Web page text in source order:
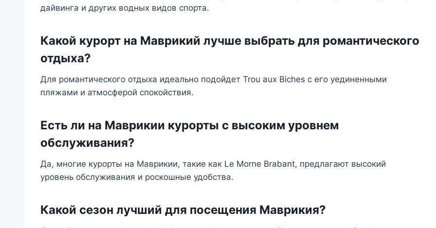
дайвинга и других водных видов спорта.
Какой курорт на Маврикий лучше выбрать для романтического
отдыха?
Для романтического отдыха идеально подойдет Trou aux Biches с его уединенными
пляжами и атмосферой спокойствия.
Есть ли на Маврикии курорты с высоким уровнем
обслуживания?
Да, многие курорты на Маврикии, такие как Le Morne Brabant, предлагают высокий
уровень обслуживания и роскошные удобства.
Какой сезон лучший для посещения Маврикия?